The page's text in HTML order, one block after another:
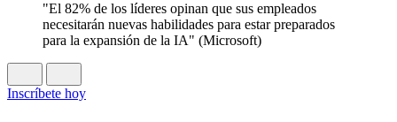
"El 82% de los líderes opinan que sus empleados
necesitarán nuevas habilidades para estar preparados
para la expansión de la IA" (Microsoft)
Inscríbete hoy